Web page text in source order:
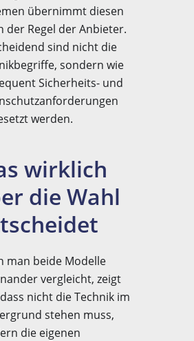
übernimmt diesen
der Regel der Anbieter.
sind nicht die
sondern wie
Sicherheits- und
werden.
wirklich
die Wahl
man beide Modelle
vergleicht, zeigt
nicht die Technik im
stehen muss,
die eigenen